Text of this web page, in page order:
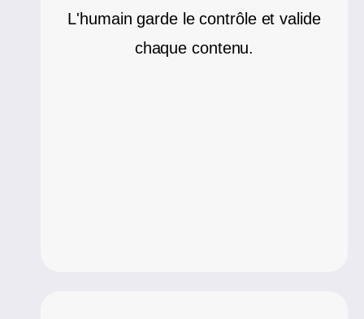
L'humain garde le contrôle et valide
chaque contenu.